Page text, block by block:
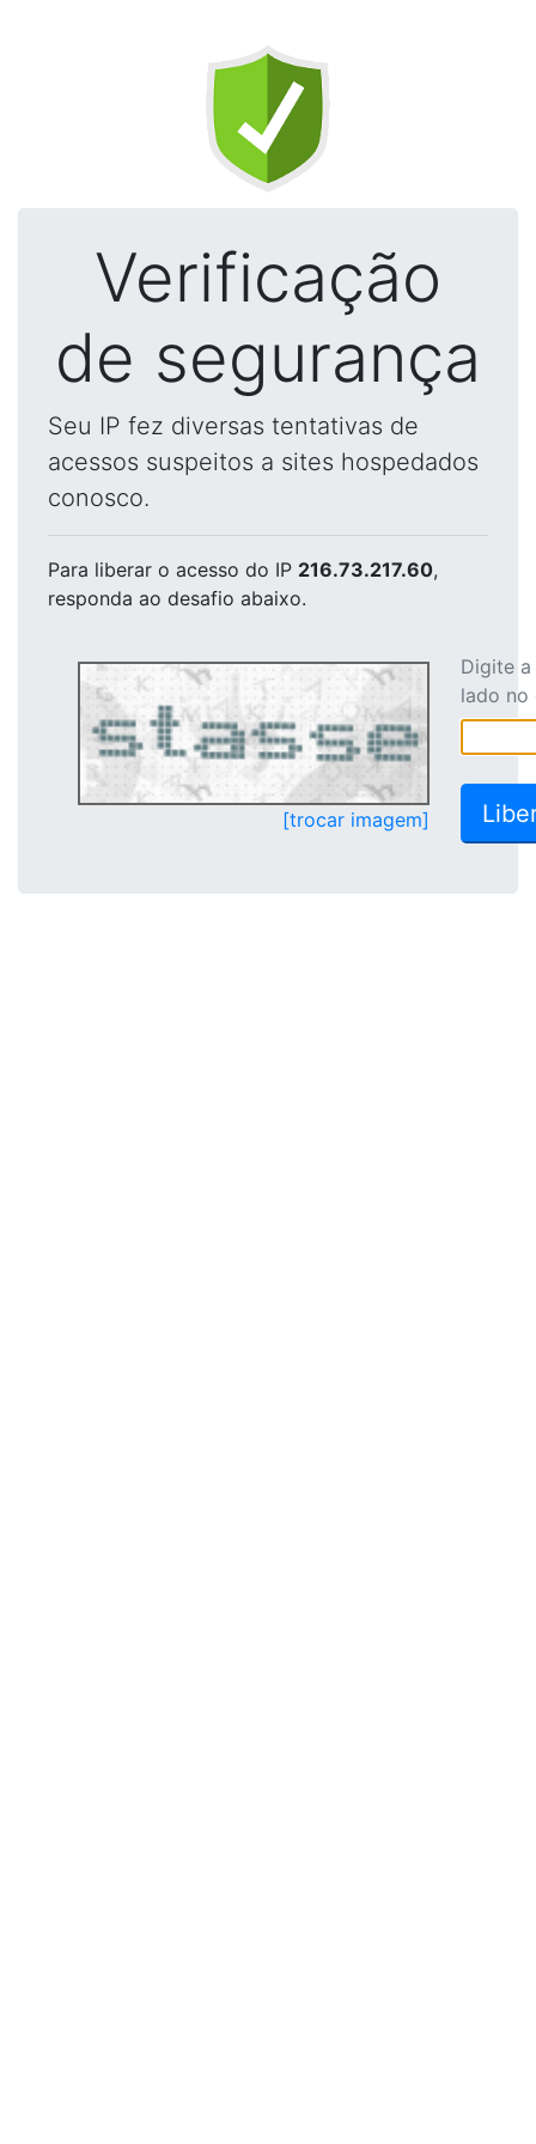
Verificação
de segurança
Seu IP fez diversas tentativas de
acessos suspeitos a sites hospedados
conosco.
Para liberar o acesso do IP 216.73.217.60,
responda ao desafio abaixo.
[trocar imagem]
Digite
lado no